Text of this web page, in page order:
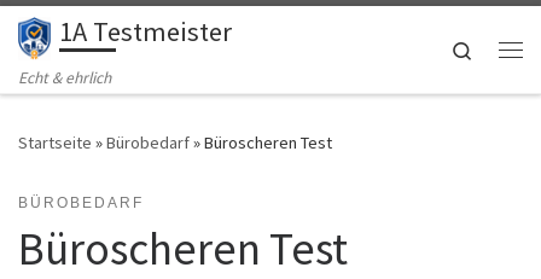
Zum Inhalt springen
1A Testmeister
Echt & ehrlich
Search
Startseite »Bürobedarf»Büroscheren Test
BÜROBEDARF
Büroscheren Test